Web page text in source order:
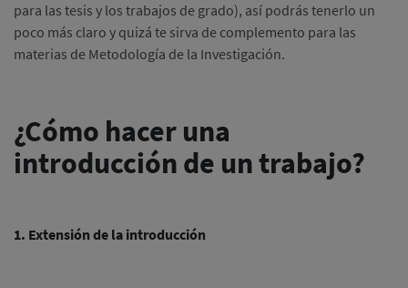
para las tesis y los trabajos de grado), así podrás tenerlo un
poco más claro y quizá te sirva de complemento para las
materias de Metodología de la Investigación.
¿Cómo hacer una
introducción de un trabajo?
1. Extensión de la introducción